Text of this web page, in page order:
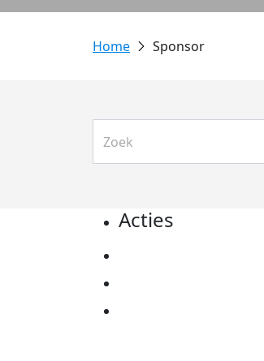
Sponsor
Acties